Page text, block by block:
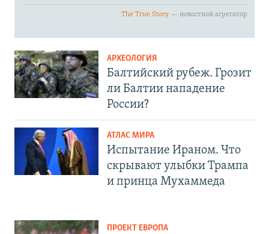
АРХЕОЛОГИЯ
Балтийский рубеж. Грозит
ли Балтии нападение
России?
АТЛАС МИРА
Испытание Ираном. Что
скрывают улыбки Трампа
и принца Мухаммеда
ПРОЕКТ ЕВРОПА